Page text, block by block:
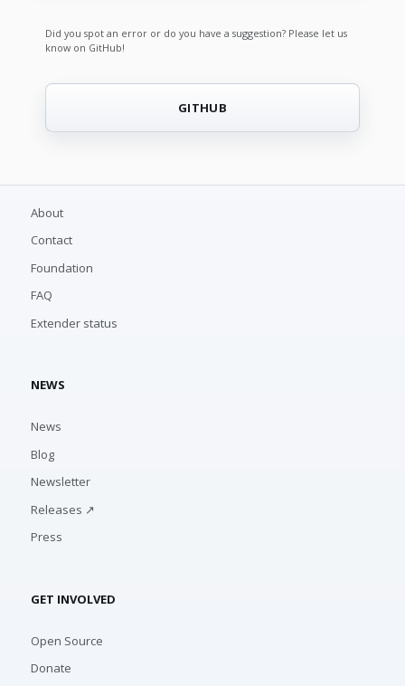
Did you spot an error or do you have a suggestion? Please let us
know on GitHub!
GITHUB
About
Contact
Foundation
FAQ
Extender status
NEWS
News
Blog
Newsletter
Releases ↗
Press
GET INVOLVED
Open Source
Donate